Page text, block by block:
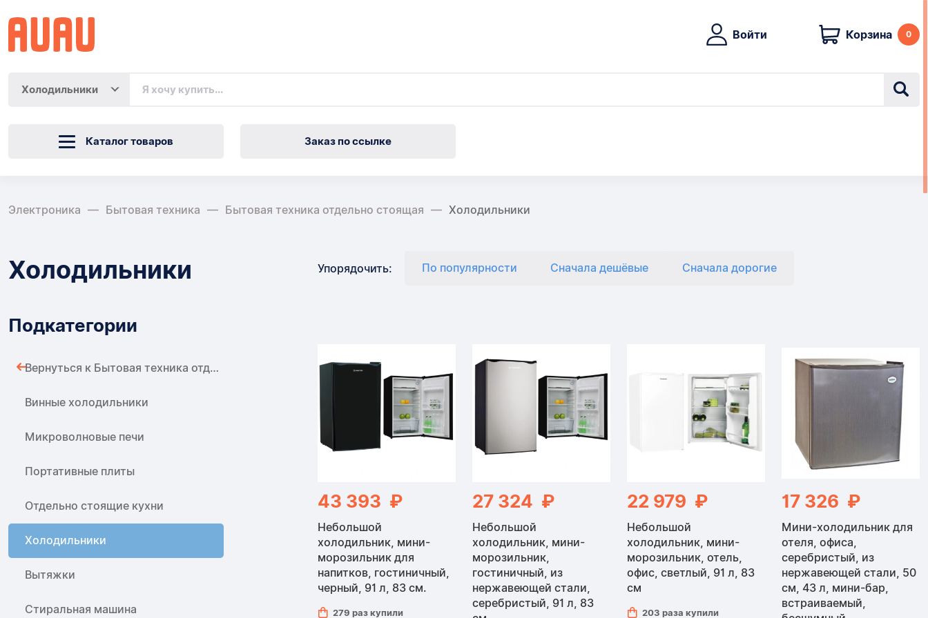
Войти Корзина 0
Холодильники
Каталог товаров Заказ по ссылке
Электроника Бытовая техника Бытовая техника отдельно стоящая Холодильники
Холодильники
Подкатегории
Вернуться к Бытовая техника отдельно стоящая
Винные холодильники
Микроволновые печи
Портативные плиты
Отдельно стоящие кухни
Холодильники
Вытяжки
Стиральная машина
Упорядочить: По популярности Сначала дешёвые Сначала дорогие
Холодильники
43 393 ₽
Небольшой
холодильник, мини-
морозильник для
напитков, гостиничный,
черный, 91 л, 83 см.
279 раз купили
27 324 ₽
Небольшой
холодильник, мини-
морозильник,
гостиничный, из
нержавеющей стали,
серебристый, 91 л, 83
22 979 ₽
Небольшой
холодильник, мини-
морозильник, отель,
офис, светлый, 91 л, 83
см
203 раза купили
17 326 ₽
Мини-холодильник для
отеля, офиса,
серебристый, из
нержавеющей стали, 50
см, 43 л, мини-бар,
встраиваемый,